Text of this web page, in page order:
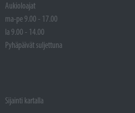
Aukioloajat
ma-pe 9.00 - 17.00
la 9.00 - 14.00
Pyhäpäivät suljettuna
Sijainti kartalla